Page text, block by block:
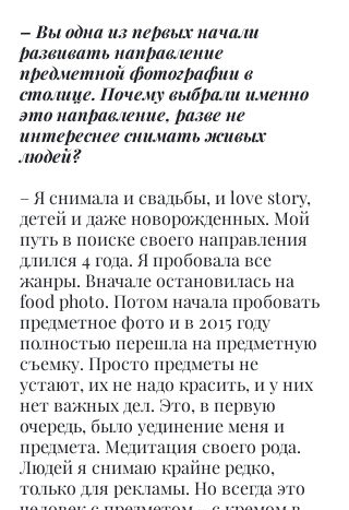
– Вы одна из первых начали
развивать направление
предметной фотографии в
столице. Почему выбрали именно
это направление, разве не
интереснее снимать живых
людей?
– Я снимала и свадьбы, и love story,
детей и даже новорожденных. Мой
путь в поиске своего направления
длился 4 года. Я пробовала все
жанры. Вначале остановилась на
food photo. Потом начала пробовать
предметное фото и в 2015 году
полностью перешла на предметную
съемку. Просто предметы не
устают, их не надо красить, и у них
нет важных дел. Это, в первую
очередь, было уединение меня и
предмета. Медитация своего рода.
Людей я снимаю крайне редко,
только для рекламы. Но всегда это